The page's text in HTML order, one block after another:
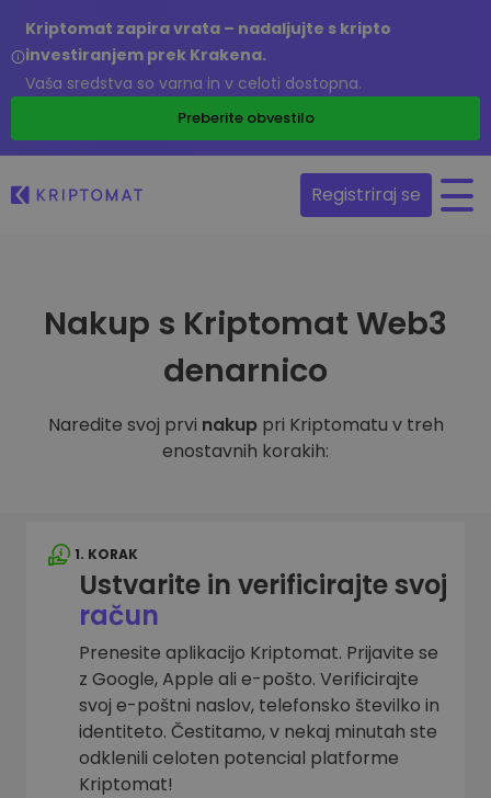
Kriptomat zapira vrata – nadaljujte s kripto
investiranjem prek Krakena.
Vaša sredstva so varna in v celoti dostopna.
Preberite obvestilo
Registriraj se
Nakup s Kriptomat Web3
denarnico
Naredite svoj prvi nakuppri Kriptomatu v treh
enostavnih korakih:
1. KORAK
Ustvarite in verificirajte svoj
račun
Prenesite aplikacijo Kriptomat. Prijavite se
z Google, Apple ali e-pošto. Verificirajte
svoj e-poštni naslov, telefonsko številko in
identiteto. Čestitamo, v nekaj minutah ste
odklenili celoten potencial platforme
Kriptomat!